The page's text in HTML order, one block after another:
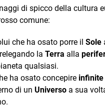
di spicco della cultura
comune:
che ha osato porre il Sole
la Terra alla
qualsiasi.
ha osato concepire
di un Universo a sua